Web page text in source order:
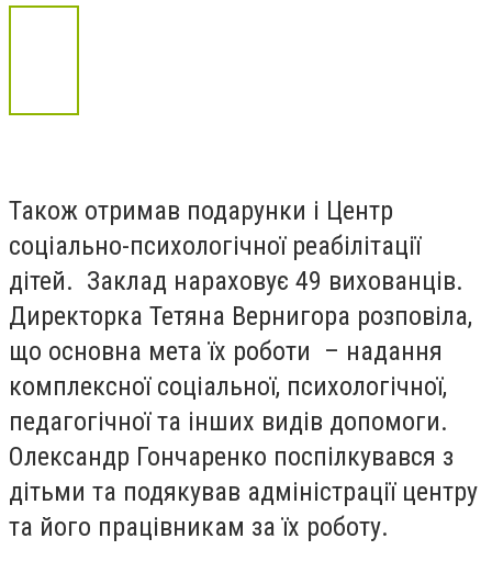
Також отримав подарунки і Центр
соціально-психологічної реабілітації
дітей. Заклад нараховує 49 вихованців.
Директорка Тетяна Вернигора розповіла,
що основна мета їх роботи – надання
комплексної соціальної, психологічної,
педагогічної та інших видів допомоги.
Олександр Гончаренко поспілкувався з
дітьми та подякував адміністрації центру
та його працівникам за їх роботу.